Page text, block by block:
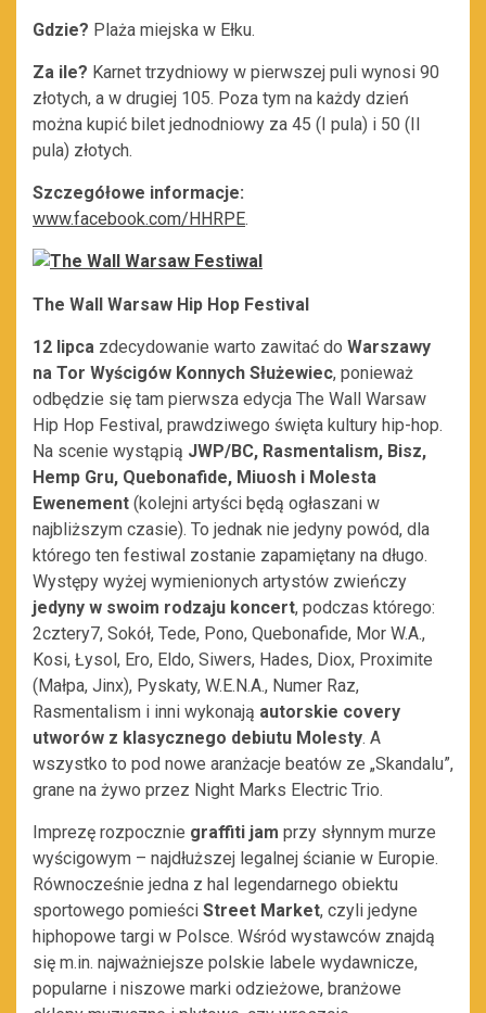
Gdzie? Plaża miejska w Ełku.
Za ile? Karnet trzydniowy w pierwszej puli wynosi 90
złotych, a w drugiej 105. Poza tym na każdy dzień
można kupić bilet jednodniowy za 45 (I pula) i 50 (II
pula) złotych.
Szczegółowe informacje:
www.facebook.com/HHRPE.
The Wall Warsaw Hip Hop Festival
12 lipca zdecydowanie warto zawitać do Warszawy
na Tor Wyścigów Konnych Służewiec, ponieważ
odbędzie się tam pierwsza edycja The Wall Warsaw
Hip Hop Festival, prawdziwego święta kultury hip-hop.
Na scenie wystąpią JWP/BC, Rasmentalism, Bisz,
Hemp Gru, Quebonafide, Miuosh i Molesta
Ewenement (kolejni artyści będą ogłaszani w
najbliższym czasie). To jednak nie jedyny powód, dla
którego ten festiwal zostanie zapamiętany na długo.
Występy wyżej wymienionych artystów zwieńczy
jedyny w swoim rodzaju koncert, podczas którego:
2cztery7, Sokół, Tede, Pono, Quebonafide, Mor W.A.,
Kosi, Łysol, Ero, Eldo, Siwers, Hades, Diox, Proximite
(Małpa, Jinx), Pyskaty, W.E.N.A., Numer Raz,
Rasmentalism i inni wykonają autorskie covery
utworów z klasycznego debiutu Molesty. A
wszystko to pod nowe aranżacje beatów ze „Skandalu”,
grane na żywo przez Night Marks Electric Trio.
Imprezę rozpocznie graffiti jam przy słynnym murze
wyścigowym – najdłuższej legalnej ścianie w Europie.
Równocześnie jedna z hal legendarnego obiektu
sportowego pomieści Street Market, czyli jedyne
hiphopowe targi w Polsce. Wśród wystawców znajdą
się m.in. najważniejsze polskie labele wydawnicze,
popularne i niszowe marki odzieżowe, branżowe